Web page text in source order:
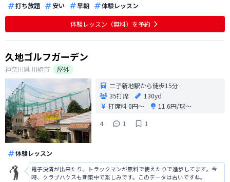
打ち放題 安い 早朝 体験レッスン
体験レッスン（無料）を予約
久地ゴルフガーデン
神奈川県 川崎市
屋外
二子新地駅から徒歩15分
35打席
130yd
打席料0円〜
11.6円/球〜
4
1 1
体験レッスン
電子決済が出来たり、トラックマンが無料で使えたりで進歩してます。今
時、クラブハウスも新築中で楽しみです。このデータは古いですね。